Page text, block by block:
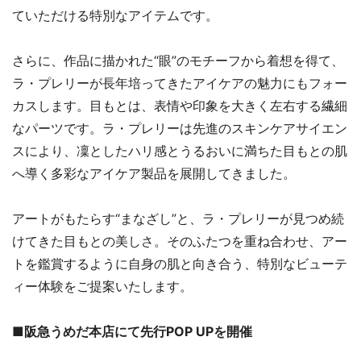
ていただける特別なアイテムです。
さらに、作品に描かれた“眼”のモチーフから着想を得て、
ラ・プレリーが長年培ってきたアイケアの魅力にもフォー
カスします。目もとは、表情や印象を大きく左右する繊細
なパーツです。ラ・プレリーは先進のスキンケアサイエン
スにより、凜としたハリ感とうるおいに満ちた目もとの肌
へ導く多彩なアイケア製品を展開してきました。
アートがもたらす“まなざし”と、ラ・プレリーが見つめ続
けてきた目もとの美しさ。そのふたつを重ね合わせ、アー
トを鑑賞するように自身の肌と向き合う、特別なビューテ
ィー体験をご提案いたします。
■阪急うめだ本店にて先行POP UPを開催